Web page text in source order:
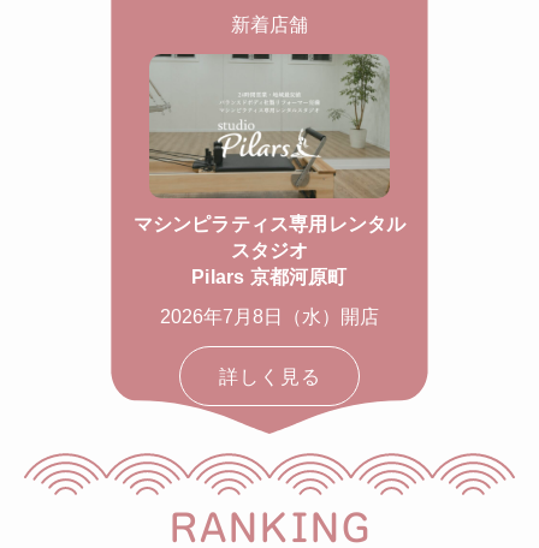
新着店舗
マシンピラティス専用レンタル
スタジオ
Pilars 京都河原町
2026年7月8日（水）開店
詳しく見る
RANKING